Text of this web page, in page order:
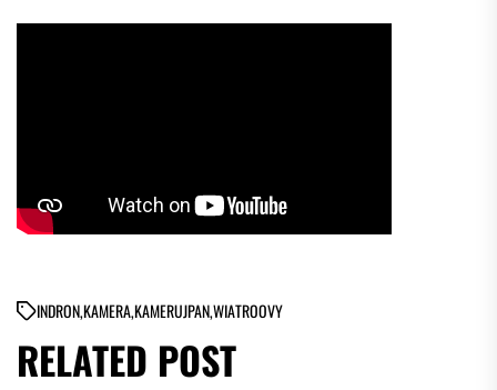
INDRON,KAMERA,KAMERUJPAN,WIATROOVY
RELATED POST